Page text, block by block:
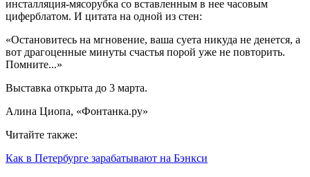
инсталляция-мясорубка со вставленным в нее часовым
циферблатом. И цитата на одной из стен:
«Остановитесь на мгновение, ваша суета никуда не денется, а
вот драгоценные минуты счастья порой уже не повторить.
Помните...»
Выставка открыта до 3 марта.
Алина Циопа, «Фонтанка.ру»
Читайте также:
Как в Петербурге зарабатывают на Бэнкси